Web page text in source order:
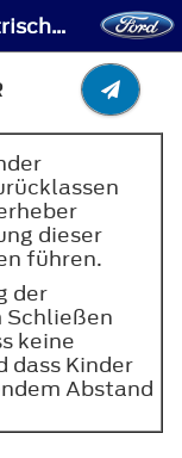
Fenster und Spiegel - Elektrische Fensterheber
dieser
führen.
der
Schließen
keine
dass Kinder
Abstand